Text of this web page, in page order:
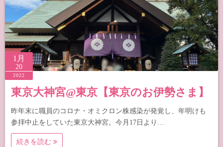
1月
20
2022
東京大神宮@東京【東京のお伊勢さま】
昨年末に職員のコロナ・オミクロン株感染が発覚し、年明けも
参拝中止をしていた東京大神宮。今月17日より…
続きを読む